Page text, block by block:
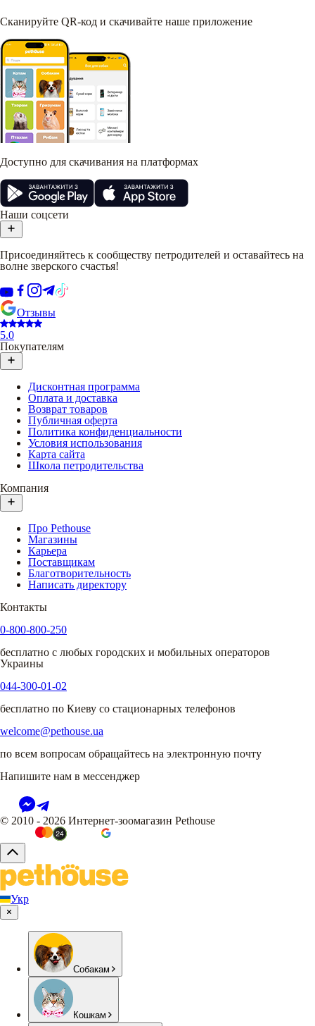
Сканируйте QR-код и скачивайте наше приложение
Доступно для скачивания на платформах
Наши соцсети
Присоединяйтесь к сообществу петродителей и оставайтесь на
волне зверского счастья!
Отзывы
5.0
Покупателям
Дисконтная программа
Оплата и доставка
Возврат товаров
Публичная оферта
Политика конфиденциальности
Условия использования
Карта сайта
Школа петродительства
Компания
Про Pethouse
Магазины
Карьера
Поставщикам
Благотворительность
Написать директору
Контакты
0-800-800-250
бесплатно с любых городских и мобильных операторов
Украины
044-300-01-02
бесплатно по Киеву со стационарных телефонов
welcome@pethouse.ua
по всем вопросам обращайтесь на электронную почту
Напишите нам в мессенджер
© 2010 - 2026 Интернет-зоомагазин Pethouse
Укр
Собакам
Кошкам